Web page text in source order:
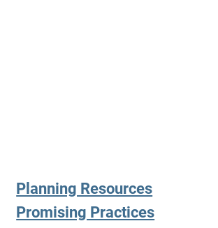
Planning Resources
Promising Practices